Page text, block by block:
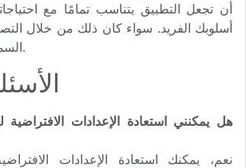
أن تجعل التطبيق يتناسب تمامًا مع
أسلوبك الفريد. سواء كان ذلك من خلال
السمات، فإن الخيار لك.
هل يمكنني استعادة الإعدادات
نعم، يمكنك استعادة الإعدادات